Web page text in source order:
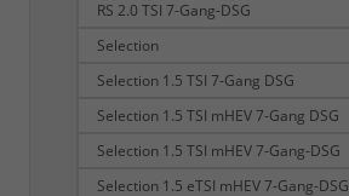
RS 2.0 TSI 7-Gang-DSG
Selection
Selection 1.5 TSI 7-Gang DSG
Selection 1.5 TSI mHEV 7-Gang DSG
Selection 1.5 TSI mHEV 7-Gang-DSG
Selection 1.5 eTSI mHEV 7-Gang-DSG